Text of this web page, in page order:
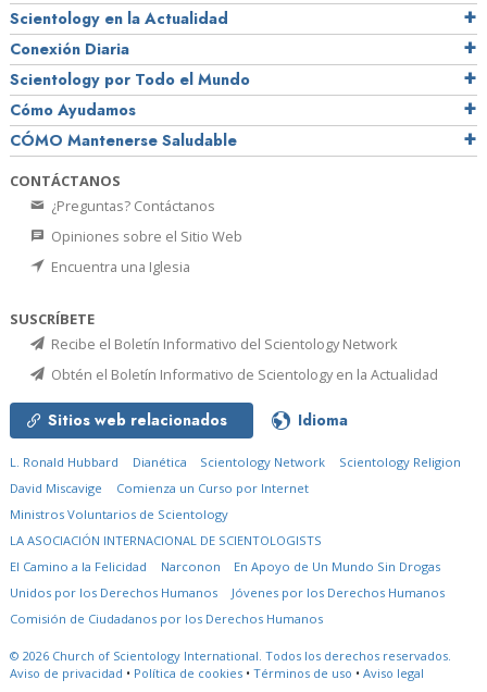
Scientology en la Actualidad
Conexión Diaria
Scientology por Todo el Mundo
Cómo Ayudamos
CÓMO Mantenerse Saludable
CONTÁCTANOS
¿Preguntas? Contáctanos
Opiniones sobre el Sitio Web
Encuentra una Iglesia
SUSCRÍBETE
Recibe el Boletín Informativo del Scientology Network
Obtén el Boletín Informativo de Scientology en la Actualidad
Sitios web relacionados Idioma
L. Ronald Hubbard Dianética Scientology Network
Scientology Religion
David Miscavige
Comienza un Curso por Internet
Ministros Voluntarios de Scientology
LA ASOCIACIÓN INTERNACIONAL DE SCIENTOLOGISTS
El Camino a la Felicidad
Narconon
En Apoyo de Un Mundo Sin Drogas
Unidos por los Derechos Humanos
Jóvenes por los Derechos Humanos
Comisión de Ciudadanos por los Derechos Humanos
© 2026 Church of Scientology International. Todos los derechos reservados.
Aviso de privacidad • Política de cookies • Términos de uso • Aviso legal